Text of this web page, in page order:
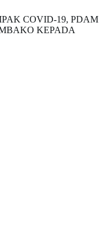
COVID-19, PDAM
KEPADA